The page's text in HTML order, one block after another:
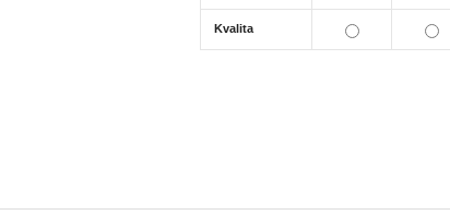
Kvalita